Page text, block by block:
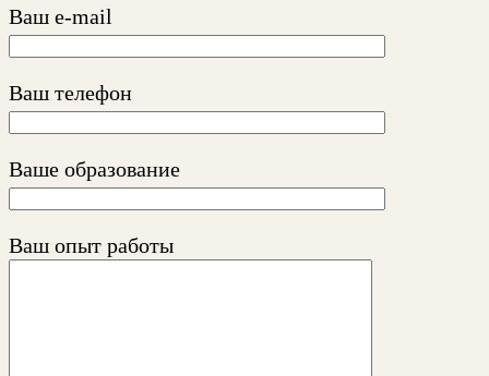
Ваш e-mail
Ваш телефон
Ваше образование
Ваш опыт работы